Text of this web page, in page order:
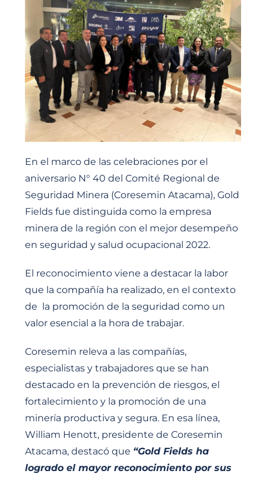
En el marco de las celebraciones por el
aniversario N° 40 del Comité Regional de
Seguridad Minera (Coresemin Atacama), Gold
Fields fue distinguida como la empresa
minera de la región con el mejor desempeño
en seguridad y salud ocupacional 2022.
El reconocimiento viene a destacar la labor
que la compañía ha realizado, en el contexto
de la promoción de la seguridad como un
valor esencial a la hora de trabajar.
Coresemin releva a las compañías,
especialistas y trabajadores que se han
destacado en la prevención de riesgos, el
fortalecimiento y la promoción de una
minería productiva y segura. En esa línea,
William Henott, presidente de Coresemin
Atacama, destacó que “Gold Fields ha
logrado el mayor reconocimiento por sus